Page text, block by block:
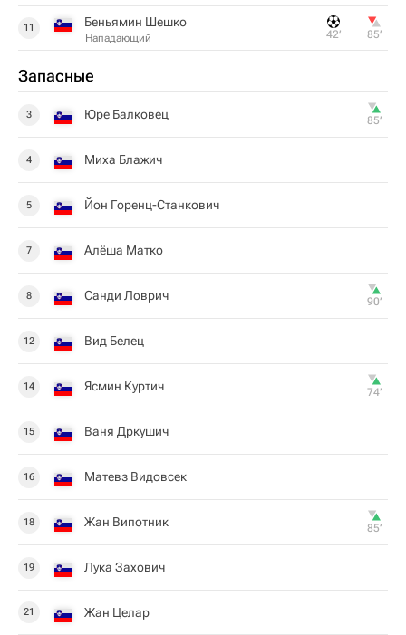
11 Беньямин Шешко
Нападающий 42‎’‎ 85‎’‎
Запасные
3 Юре Балковец 85‎’‎
4 Миха Блажич
5 Йон Горенц-Станкович
7 Алёша Матко
8 Санди Ловрич 90‎’‎
12 Вид Белец
14 Ясмин Куртич 74‎’‎
15 Ваня Дркушич
16 Матевз Видовсек
18 Жан Випотник 85‎’‎
19 Лука Захович
21 Жан Целар